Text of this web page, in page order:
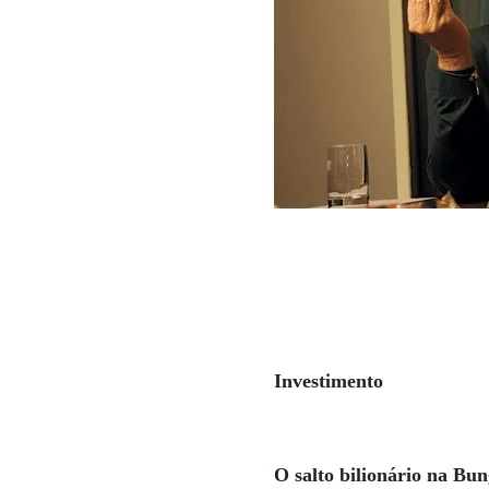
Investimento
O salto bilionário na